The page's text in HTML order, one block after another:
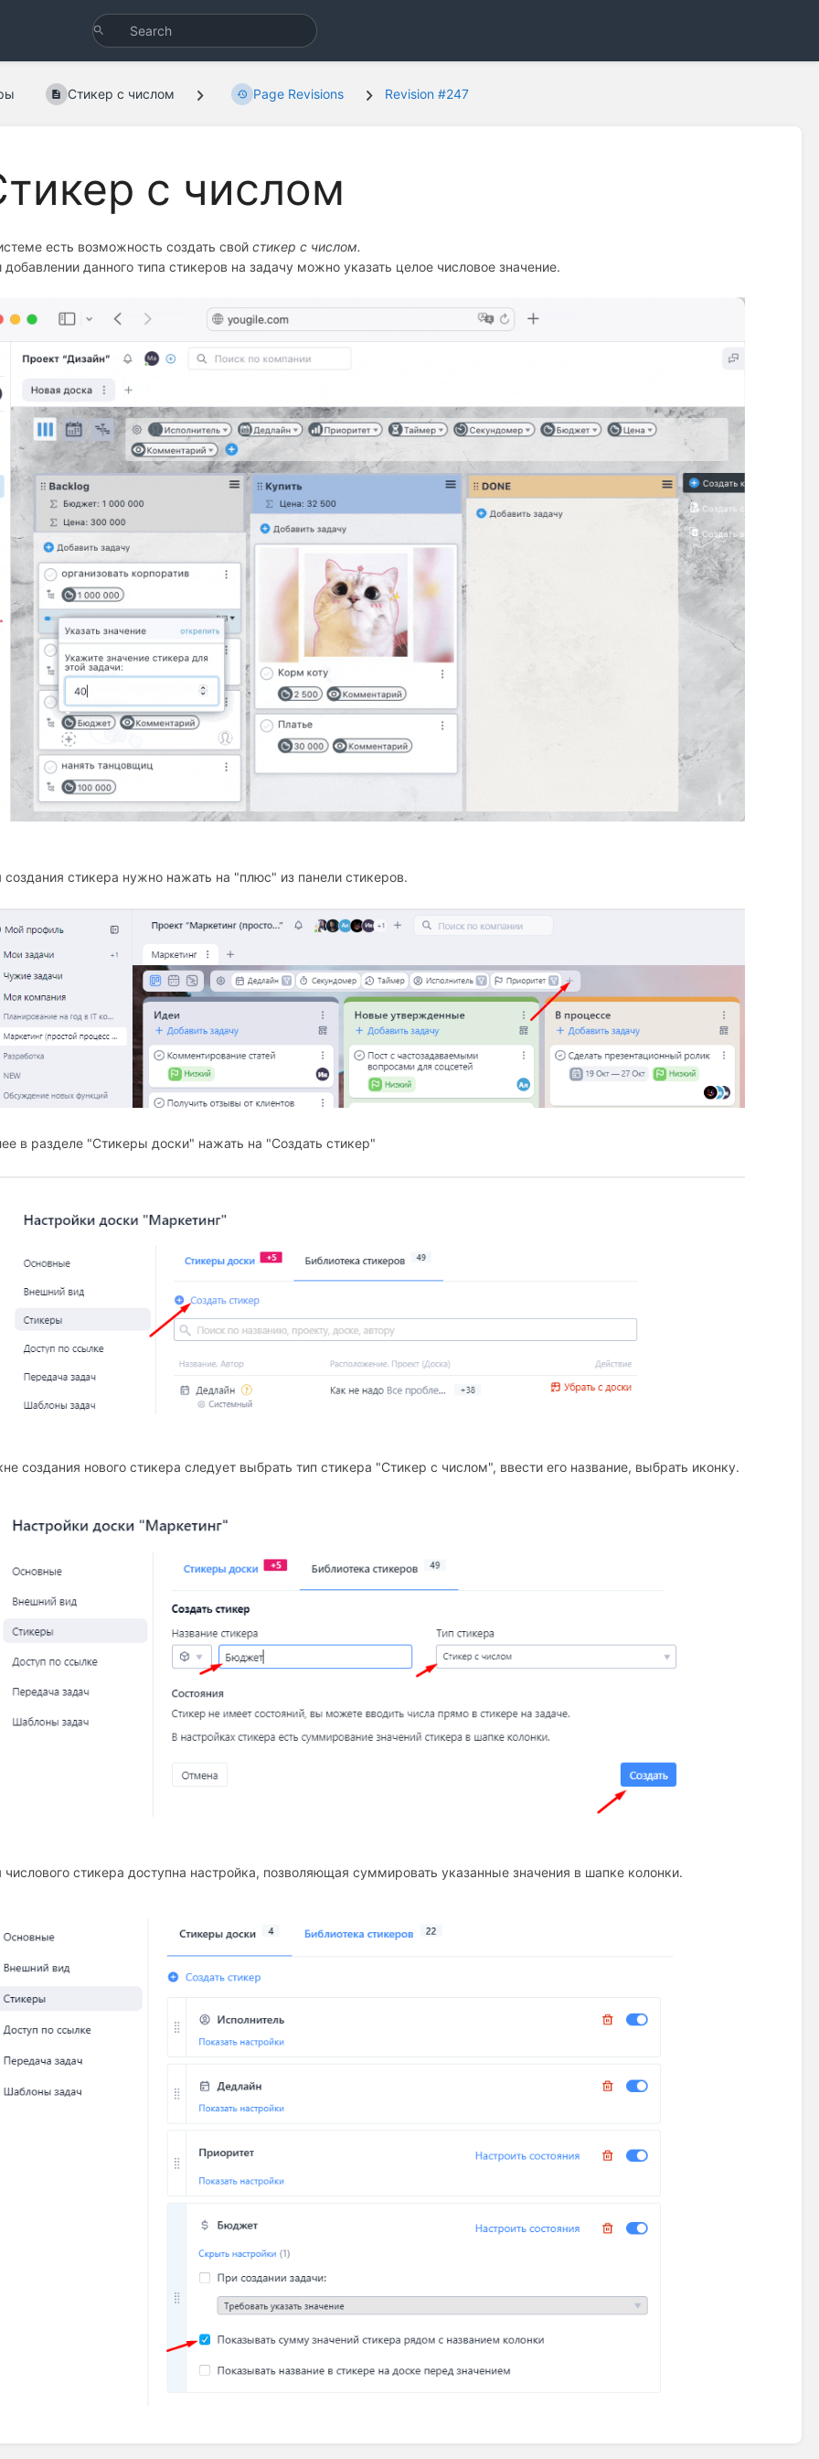
Стикер с числом Page Revisions Revision #247
с числом
есть возможность создать свойстикер с числом.
добавлении данного типа стикеров на задачу можно указать целое числовое значение.
создания стикера нужно нажать на "плюс" из панели стикеров.
в разделе "Стикеры доски" нажать на "Создать стикер"
создания нового стикера следует выбрать тип стикера "Стикер с числом", ввести его название, выбрать иконку.
числового стикера доступна настройка, позволяющая суммировать указанные значения в шапке колонки.